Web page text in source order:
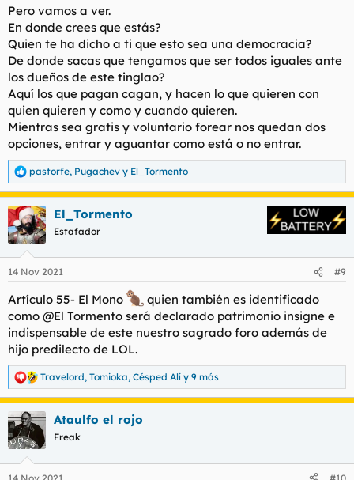
tuviera un criterio que estuviera escrito de antemano para que
cuando se toman acciones contra un forero se pudiera
argumentar. Y recalco que es importante lo de antemano, para
que no se creen reglas y normas en caliente cuando más
convengan.
Así por ejemplo ante una sanción por parte de un moderador
debería indicar qué punto de la constitución foroPL ha
incumplido y el enlace al hilo.
Abro este hilo como comienzo del proceso constituyente en el
que cada uno pueda ir aportando que artículos deberían
aparecer, para que finalmente se haga un recopilatorio y
quede por escrito en un apartado claramente visible. por
ejemplo.
1. No se puede redactar una respuesta que sea un insulto
directo hacia otro forero sin más argumentación. Si quiere
razonar su respuesta antes de realizar tal afirmación. por
ejemplo, "menudo subnormal estás hecho" es sancionable, pero
"como dices en este mensajeyeste mensaje (haciendo
referencia) la conclusión es que eres subnormal" no lo será.
2. Si una sanción no se argumenta con un artículo o no se
ajusta al artículo citado el moderador que sancionó será
sancionado y buen sancionado estará. Sanción leve.
Tipos de sanciones:
Pero vamos a ver.
En donde crees que estás?
Quien te ha dicho a ti que esto sea una democracia?
De donde sacas que tengamos que ser todos iguales ante
los dueños de este tinglao?
Aquí los que pagan cagan, y hacen lo que quieren con
quien quieren y como y cuando quieren.
Mientras sea gratis y voluntario forear nos quedan dos
opciones, entrar y aguantar como está o no entrar.
R
e
a
c
c
i
e
:
pastorfe, Pugachev y El_Tormento
El_Tormento
Estafador
14 Nov 2021 #9
Artículo 55- El Mono
quien también es identificado
como @El Tormento será declarado patrimonio insigne e
indispensable de este nuestro sagrado foro además de
hijo predilecto de LOL.
R
e
a
c
c
i
Travelord, Tomioka, Césped Alí y 9 más
Ataulfo el rojo
Freak
14 Nov 2021 #10